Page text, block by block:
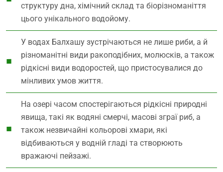
структуру дна, хімічний склад та біорізноманіття
цього унікального водойому.
У водах Балхашу зустрічаються не лише риби, а й
різноманітні види ракоподібних, молюсків, а також
рідкісні види водоростей, що пристосувалися до
мінливих умов життя.
На озері часом спостерігаються рідкісні природні
явища, такі як водяні смерчі, масові зграї риб, а
також незвичайні кольорові хмари, які
відбиваються у водній гладі та створюють
вражаючі пейзажі.